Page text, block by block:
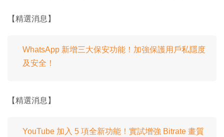
【精選消息】
WhatsApp 新增三大保安功能！加強保護用戶私隱度
及安全！
【精選消息】
YouTube 加入 5 項全新功能！實試增強 Bitrate 畫質